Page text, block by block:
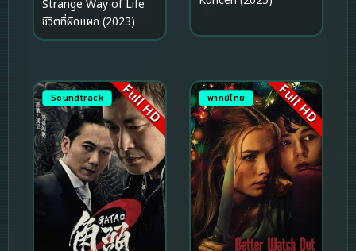
Strange Way of Life
ชีวิตที่ผิดแผก (2023)
Soundtrack Full HD พากย์ไทย Full HD